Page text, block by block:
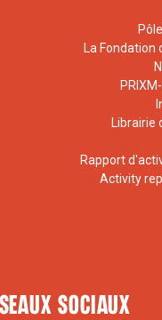
La
Rapport
Activity
sociaux